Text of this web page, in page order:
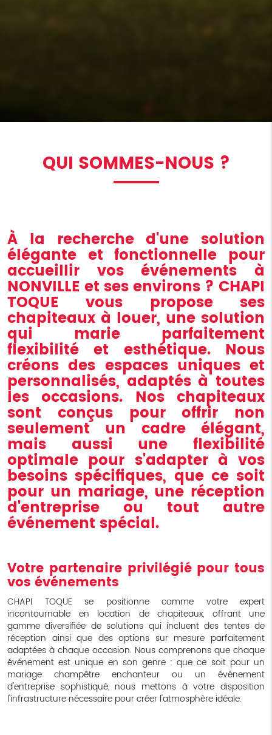
QUI SOMMES-NOUS ?
À la recherche d'une solution
élégante et fonctionnelle pour
accueillir vos événements à
NONVILLE et ses environs ? CHAPI
TOQUE vous propose ses
chapiteaux à louer, une solution
qui marie parfaitement
flexibilité et esthétique. Nous
créons des espaces uniques et
personnalisés, adaptés à toutes
les occasions. Nos chapiteaux
sont conçus pour offrir non
seulement un cadre élégant,
mais aussi une flexibilité
optimale pour s'adapter à vos
besoins spécifiques, que ce soit
pour un mariage, une réception
d'entreprise ou tout autre
événement spécial.
Votre partenaire privilégié pour tous
vos événements
CHAPI TOQUE se positionne comme votre expert
incontournable en location de chapiteaux, offrant une
gamme diversifiée de solutions qui incluent des tentes de
réception ainsi que des options sur mesure parfaitement
adaptées à chaque occasion. Nous comprenons que chaque
événement est unique en son genre : que ce soit pour un
mariage champêtre enchanteur ou un événement
d'entreprise sophistiqué, nous mettons à votre disposition
l'infrastructure nécessaire pour créer l'atmosphère idéale.